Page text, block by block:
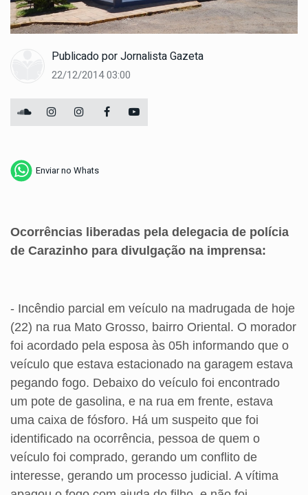
Publicado porJornalista Gazeta
22/12/2014 03:00
Enviar no Whats
Ocorrências liberadas pela delegacia de polícia
de Carazinho para divulgação na imprensa:
- Incêndio parcial em veículo na madrugada de hoje
(22) na rua Mato Grosso, bairro Oriental. O morador
foi acordado pela esposa às 05h informando que o
veículo que estava estacionado na garagem estava
pegando fogo. Debaixo do veículo foi encontrado
um pote de gasolina, e na rua em frente, estava
uma caixa de fósforo. Há um suspeito que foi
identificado na ocorrência, pessoa de quem o
veículo foi comprado, gerando um conflito de
interesse, gerando um processo judicial. A vítima